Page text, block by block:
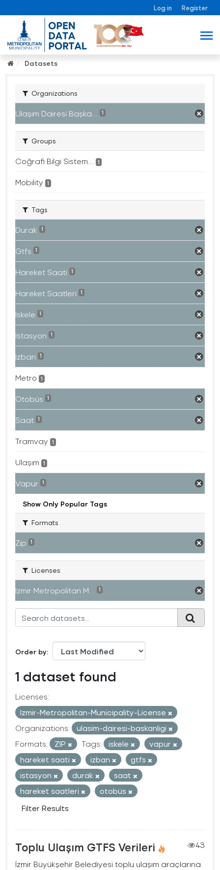
Log in Register
Datasets
Organizations
Ulaşım Dairesi Başka... 1
Groups
Coğrafi Bilgi Sistem... 1
Mobility 1
Tags
Durak 1
Gtfs 1
Hareket Saati 1
Hareket Saatleri 1
Iskele 1
Istasyon 1
Izban 1
Metro 1
Otobüs 1
Saat 1
Tramvay 1
Ulaşım 1
Vapur 1
Show Only Popular Tags
Formats
Zip 1
Licenses
Izmir Metropolitan M... 1
Order by
1 dataset found
Licenses:
Izmir-Metropolitan-Municipality-License
Organizations:
ulasim-dairesi-baskanligi
Formats:
ZIP Tags: iskele
vapur
hareket saati
izban
gtfs
istasyon
durak
saat
hareket saatleri
otobüs
Filter Results
Toplu Ulaşım GTFS Verileri
43
İzmir Büyükşehir Belediyesi toplu ulaşım araçlarına